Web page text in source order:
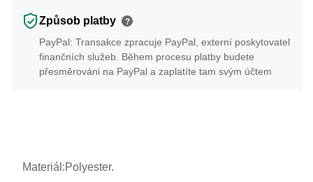
Způsob platby ?
PayPal: Transakce zpracuje PayPal, externí poskytovatel
finančních služeb. Během procesu platby budete
přesměrováni na PayPal a zaplatíte tam svým účtem
Materiál:Polyester.